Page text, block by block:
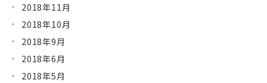
2018年11月
2018年10月
2018年9月
2018年6月
2018年5月